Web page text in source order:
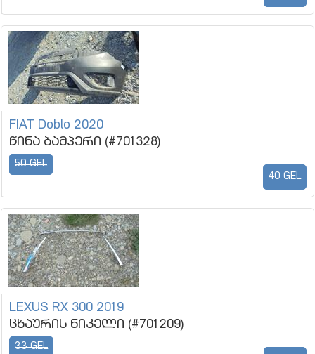
FIAT Doblo 2020
წინა ბამპერი (#701328)
50 GEL
40 GEL
LEXUS RX 300 2019
ცხაურის ნიკელი (#701209)
33 GEL